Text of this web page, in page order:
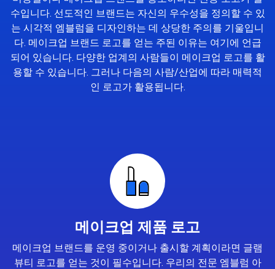
수입니다. 선도적인 브랜드는 자신의 우수성을 정의할 수 있
는 시각적 엠블럼을 디자인하는 데 상당한 주의를 기울입니
다. 메이크업 브랜드 로고를 얻는 주된 이유는 여기에 언급
되어 있습니다. 다양한 업계의 사람들이 메이크업 로고를 활
용할 수 있습니다. 그러나 다음의 사람/산업에 따라 매력적
인 로고가 활용됩니다.
메이크업 제품 로고
메이크업 브랜드를 운영 중이거나 출시할 계획이라면 글램
뷰티 로고를 얻는 것이 필수입니다. 우리의 전문 엠블럼 아